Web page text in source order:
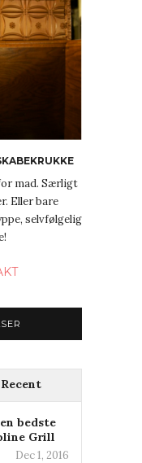
mad. Særligt
Eller bare
selvfølgelig
Recent
bedste
Grill
Dec 1, 2016